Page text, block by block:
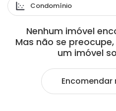
Condomínio
Nenhum imóvel
Mas não se
um imóvel
Encomendar